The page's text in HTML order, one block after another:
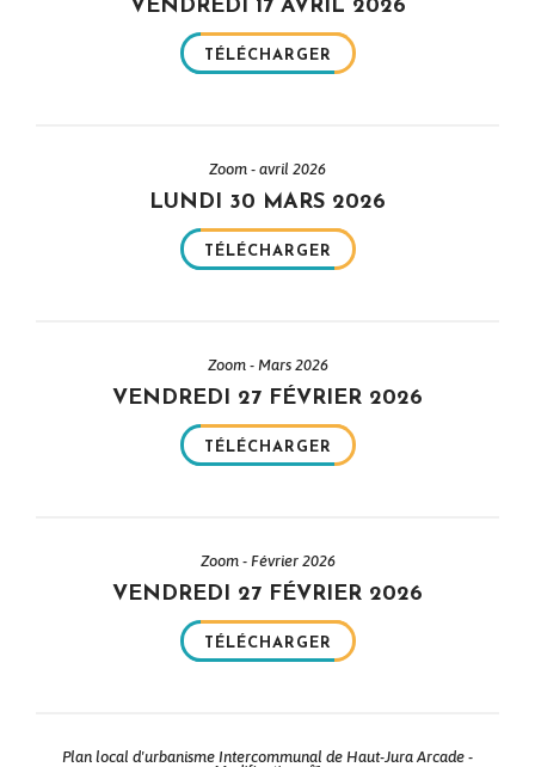
VENDREDI 17 AVRIL 2026
TÉLÉCHARGER
Zoom - avril 2026
LUNDI 30 MARS 2026
TÉLÉCHARGER
Zoom - Mars 2026
VENDREDI 27 FÉVRIER 2026
TÉLÉCHARGER
Zoom - Février 2026
VENDREDI 27 FÉVRIER 2026
TÉLÉCHARGER
Plan local d'urbanisme Intercommunal de Haut-Jura Arcade -